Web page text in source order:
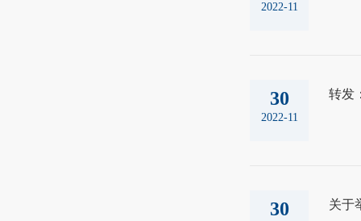
2022-11
30
2022-11
转发
30 关于